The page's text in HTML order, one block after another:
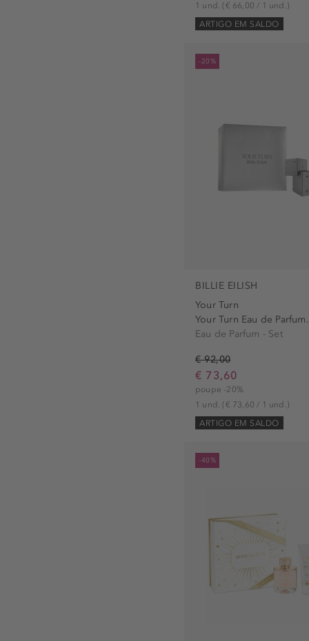
1 und.(€ 66,00 / 1 und.)
ARTIGO EM SALDO
-20%
BILLIE EILISH
Your Turn
Your Turn Eau de
Eau de Parfum - Set
€ 92,00
€ 73,60
poupe -20%
1 und.(€ 73,60 / 1 und.)
ARTIGO EM SALDO
-40%